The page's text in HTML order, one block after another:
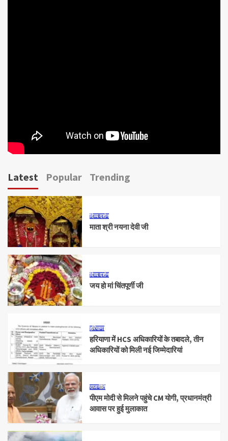
Latest Popular Trending
दिव्य दर्शन
माता श्री नयना देवी जी
दिव्य दर्शन
जय हो मां चिंतपूर्णी जी
हरियाणा
हरियाणा में HCS अधिकारियों के तबादले, तीन
अधिकारियों को मिली नई जिम्मेदारियां
राजनीति
पीएम मोदी से मिलने पहुंचे CM योगी, प्रधानमंत्री
आवास पर हुई मुलाकात